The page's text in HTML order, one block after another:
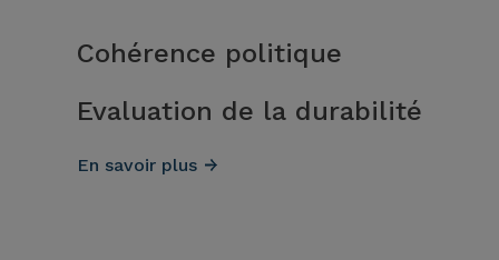
Cohérence politique
Evaluation de la durabilité
En savoir plus